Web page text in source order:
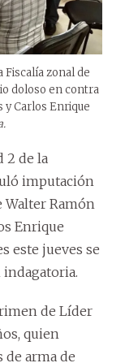
Fiscalía zonal de
doloso en contra
y Carlos Enrique
2 de la
imputación
Ramón
Enrique
este jueves se
de Líder
quien
arma de